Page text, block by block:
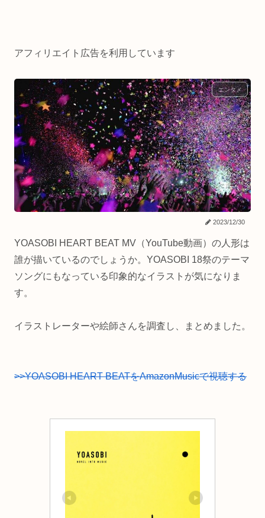
アフィリエイト広告を利用しています
エンタメ
2023/12/30
YOASOBI HEART BEAT MV（YouTube動画）の人形は
誰が描いているのでしょうか。YOASOBI 18祭のテーマ
ソングにもなっている印象的なイラストが気になりま
す。
イラストレーターや絵師さんを調査し、まとめました。
>>YOASOBI HEART BEATをAmazonMusicで視聴する